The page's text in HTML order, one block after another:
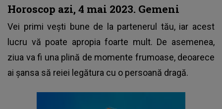
Horoscop azi, 4 mai 2023. Gemeni
Vei primi vești bune de la partenerul tău, iar acest
lucru vă poate apropia foarte mult. De asemenea,
ziua va fi una plină de momente frumoase, deoarece
ai șansa să reiei legătura cu o persoană dragă.